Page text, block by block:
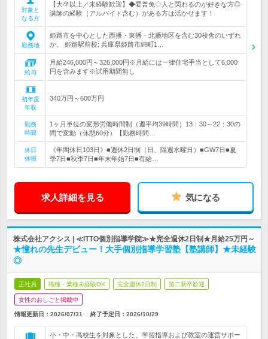
対象と
なる方
【大卒以上／未経験歓迎】◆要普免◇人と関わるのが好きな方◎
講師の経験（アルバイト含む）がある方は活かせます！
勤務地
姫路市を中心とした西播・東播・北播地区を含む30校舎のいずれ
か。 姫路駅前校: 兵庫県姫路市綿町1…
給与
月給246,000円～326,000円※月給には一律住宅手当として6,000
円を含みます※試用期間無し
初年度
年収
340万円～600万円
勤務
時間
1ヶ月単位の変形労働時間制（週平均39時間）13：30～22：30の
間で変動（休憩60分）【勤務時間…
休日
休暇
《年間休日103日》■週休2日制（日、隔週水曜日）■GW7日■夏
季7日■秋季7日■年末年始7日■有給…
求人詳細を見る 気になる
株式会社アクシス | ≪ITTO個別指導学院≫★完全週休2日制★月給25万円～
★憧れの先生デビュー！大手個別指導学習塾【塾講師】★未経験
◎
正社員 職種・業種未経験OK 完全週休2日制 第二新卒歓迎
女性のおしごと掲載中
情報更新日：2026/07/31 終了予定日： 2026/10/29
小・中・高校生を対象とした、学習指導および教室の運営サポー